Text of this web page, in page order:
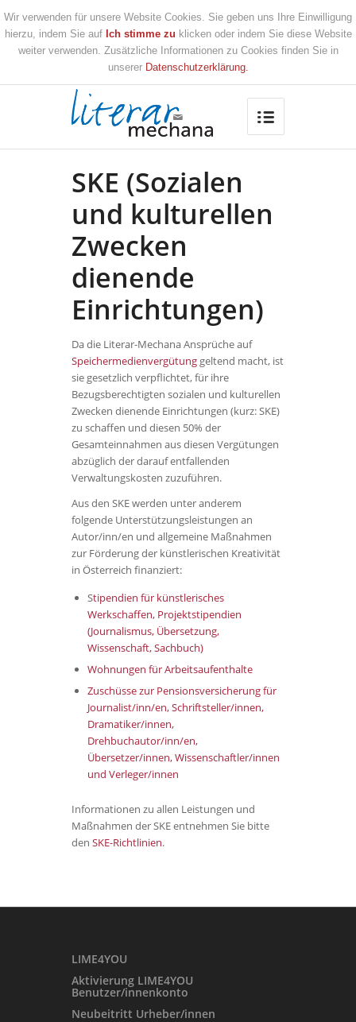
Wir verwenden für unsere Website Cookies. Sie geben uns Ihre Einwilligung
hierzu, indem Sie auf Ich stimme zu klicken oder indem Sie diese Website
weiter verwenden. Zusätzliche Informationen zu Cookies finden Sie in
unserer Datenschutzerklärung.
SKE (Sozialen
und kulturellen
Zwecken
dienende
Einrichtungen)
Da die Literar-Mechana Ansprüche auf
Speichermedienvergütung geltend macht, ist
sie gesetzlich verpflichtet, für ihre
Bezugsberechtigten sozialen und kulturellen
Zwecken dienende Einrichtungen (kurz: SKE)
zu schaffen und diesen 50% der
Gesamteinnahmen aus diesen Vergütungen
abzüglich der darauf entfallenden
Verwaltungskosten zuzuführen.
Aus den SKE werden unter anderem
folgende Unterstützungsleistungen an
Autor/inn/en und allgemeine Maßnahmen
zur Förderung der künstlerischen Kreativität
in Österreich finanziert:
Stipendien für künstlerisches
Werkschaffen, Projektstipendien
(Journalismus, Übersetzung,
Wissenschaft, Sachbuch)
Wohnungen für Arbeitsaufenthalte
Zuschüsse zur Pensionsversicherung für
Journalist/inn/en, Schriftsteller/innen,
Dramatiker/innen,
Drehbuchautor/inn/en,
Übersetzer/innen, Wissenschaftler/innen
und Verleger/innen
Informationen zu allen Leistungen und
Maßnahmen der SKE entnehmen Sie bitte
den SKE-Richtlinien.
LIME4YOU
Aktivierung LIME4YOU
Benutzer/innenkonto
Neubeitritt Urheber/innen